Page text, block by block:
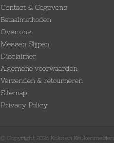
Contact & Gegevens
Betaalmethoden
Over ons
Messen Slijpen
Disclaimer
Algemene voorwaarden
Verzenden & retourneren
Sitemap
Privacy Policy
© Copyright 2026 Koks en Keukenmeiden